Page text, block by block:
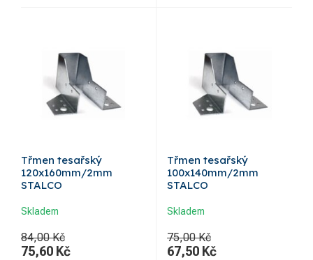
Třmen tesařský
120x160mm/2mm
STALCO
Skladem
84,00 Kč
75,60 Kč
Třmen tesařský
100x140mm/2mm
STALCO
Skladem
75,00 Kč
67,50 Kč